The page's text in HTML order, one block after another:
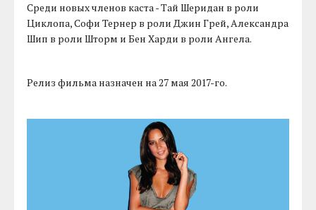
Среди новых членов каста - Тай Шеридан в роли
Циклопа, Софи Тернер в роли Джин Грей, Александра
Шип в роли Шторм и Бен Харди в роли Ангела.
Релиз фильма назначен на 27 мая 2017-го.